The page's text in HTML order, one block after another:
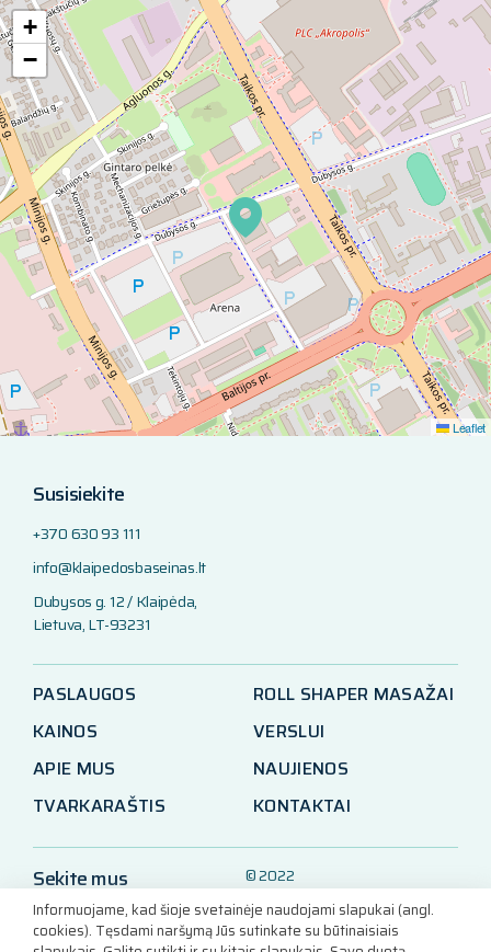
Susisiekite
+370 630 93 111
info@klaipedosbaseinas.lt
Dubysos g. 12 / Klaipėda,
Lietuva, LT-93231
PASLAUGOS
KAINOS
APIE MUS
TVARKARAŠTIS
ROLL SHAPER MASAŽAI
VERSLUI
NAUJIENOS
KONTAKTAI
Sekite mus
LinkedIn
© 2022
Klaipėdos baseinas
+
−
Leaflet
Informuojame, kad šioje svetainėje naudojami slapukai (angl.
cookies). Tęsdami naršymą Jūs sutinkate su būtinaisiais